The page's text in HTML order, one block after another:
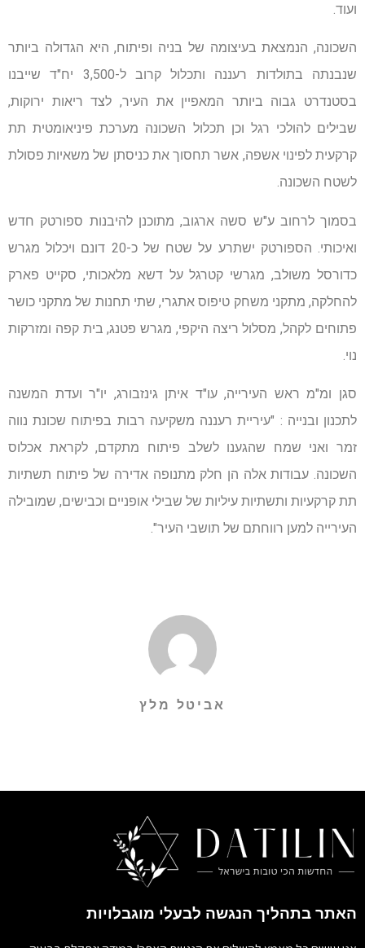
ועוד.
השכונה, הנמצאת בעיצומה של בניה ופיתוח, היא הגדולה ביותר
שנבנתה בתולדות רעננה ותכלול קרוב ל-3,500 יח"ד שייבנו
בסטנדרט גבוה ביותר המאפיין את העיר, לצד ריאות ירוקות,
שבילים להולכי רגל וכן תכלול השכונה מערכת פיניאומטית תת
קרקעית לפינוי אשפה, אשר תחסוך את כניסתן של משאיות פסולת
לשטח השכונה.
בסמוך לרחוב ע"ש סשה ארגוב, מתוכנן להיבנות ספורטק חדש
ואיכותי. הספורטק ישתרע על שטח של כ-20 דונם ויכלול מגרש
כדורסל משולב, מגרשי קטרגל על דשא מלאכותי, סקייט פארק
להחלקה, מתקני משחק טיפוס אתגרי, שתי תחנות של מתקני כושר
פתוחים לקהל, מסלול ריצה היקפי, מגרש פטנג, בית קפה ומזרקות
נוי.
סגן ומ"מ ראש העירייה, עו"ד איתן גינזבורג, יו"ר ועדת המשנה
לתכנון ובנייה : "עיריית רעננה משקיעה רבות בפיתוח שכונת נווה
זמר ואני שמח שהגענו לשלב פיתוח מתקדם, לקראת אכלוס
השכונה. עבודות אלה הן חלק מתנופה אדירה של פיתוח תשתיות
תת קרקעיות ותשתיות עיליות של שבילי אופניים וכבישים, שמובילה
העירייה למען רווחתם של תושבי העיר".
אביטל מלץ
האתר בתהליך הנגשה לבעלי מוגבלויות